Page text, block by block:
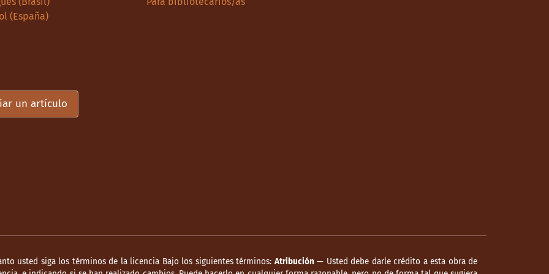
(España)
un artículo
usted siga los términos de la licencia Bajo los siguientes términos: Atribución — Usted debe darle crédito a esta obra de